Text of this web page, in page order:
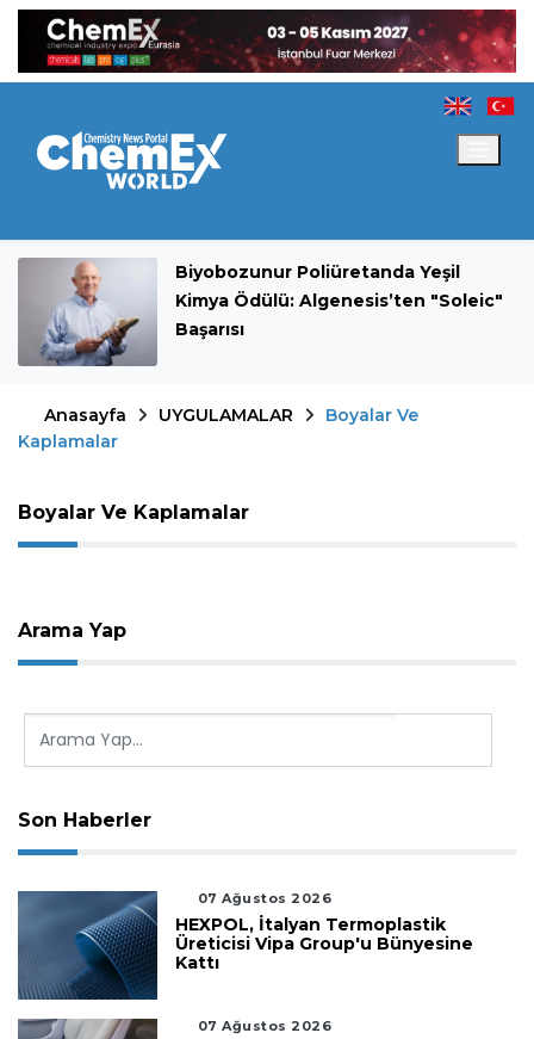
Biyobozunur Poliüretanda Yeşil
Kimya Ödülü: Algenesis’ten "Soleic"
Başarısı
Anasayfa UYGULAMALAR
Boyalar Ve
Kaplamalar
Boyalar Ve Kaplamalar
Arama Yap
Son Haberler
07 Ağustos 2026
HEXPOL, İtalyan Termoplastik
Üreticisi Vipa Group'u Bünyesine
Kattı
07 Ağustos 2026